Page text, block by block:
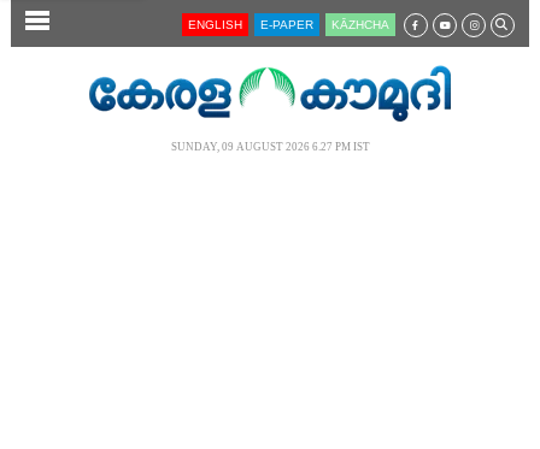
SECTIONS ENGLISH E-PAPER KĀZHCHA
SUNDAY, 09 AUGUST 2026 6.27 PM IST